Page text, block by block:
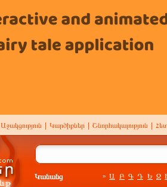
Աջակցություն Կարծիքներ Շնորհակալություն
Կանանց » Ա Բ Գ Դ Ե Զ